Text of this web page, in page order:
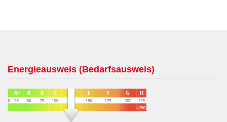
Energieausweis (Bedarfsausweis)